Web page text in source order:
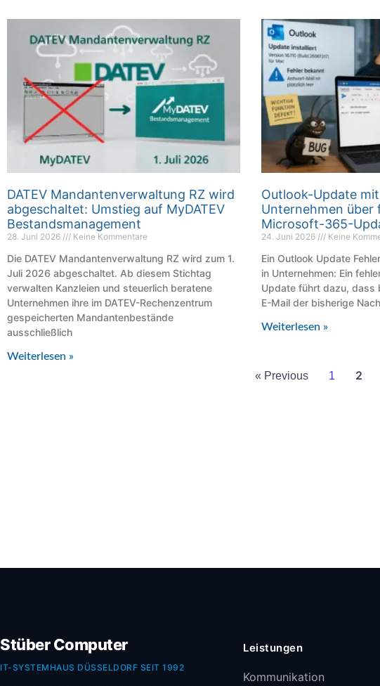
DATEV Mandantenverwaltung RZ wird
abgeschaltet: Umstieg auf MyDATEV
Bestandsmanagement
28. Juni 2026 Keine Kommentare
Die DATEV Mandantenverwaltung RZ wird zum 1.
Juli 2026 abgeschaltet. Ab diesem Stichtag
verwalten Kanzleien und steuerlich beratene
Unternehmen ihre im DATEV-Rechenzentrum
gespeicherten Mandantenbestände
ausschließlich
Weiterlesen »
Outlook-Update mit
Unternehmen über
Microsoft-365-
24. Juni 2026 Keine
Ein Outlook Update
in Unternehmen: Ein
Update führt dazu, dass
E-Mail der bisherige
Weiterlesen »
« Previous 1 2
Stüber Computer
IT-SYSTEMHAUS DÜSSELDORF SEIT 1992
Leistungen
Kommunikation